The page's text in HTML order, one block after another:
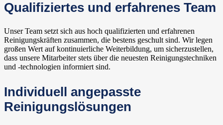
Qualifiziertes und erfahrenes Team
Unser Team setzt sich aus hoch qualifizierten und erfahrenen
Reinigungskräften zusammen, die bestens geschult sind. Wir legen
großen Wert auf kontinuierliche Weiterbildung, um sicherzustellen,
dass unsere Mitarbeiter stets über die neuesten Reinigungstechniken
und -technologien informiert sind.
Individuell angepasste
Reinigungslösungen